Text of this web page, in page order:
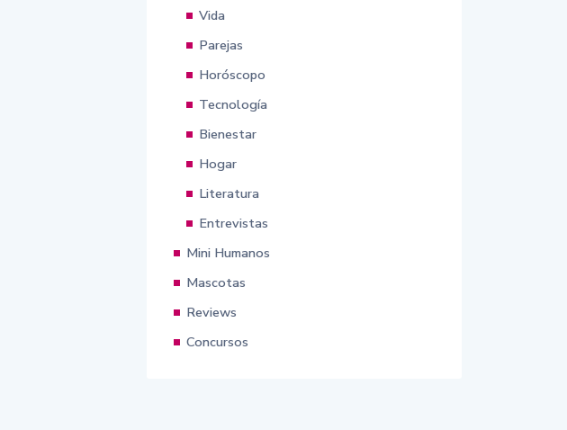
Vida
Parejas
Horóscopo
Tecnología
Bienestar
Hogar
Literatura
Entrevistas
Mini Humanos
Mascotas
Reviews
Concursos